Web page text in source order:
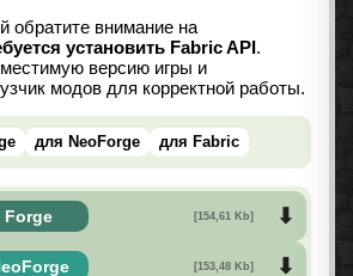
обратите внимание на
установить Fabric API.
версию игры и
модов для корректной работы.
для NeoForge для Fabric
Forge [154,61 Kb]
[153,48 Kb]